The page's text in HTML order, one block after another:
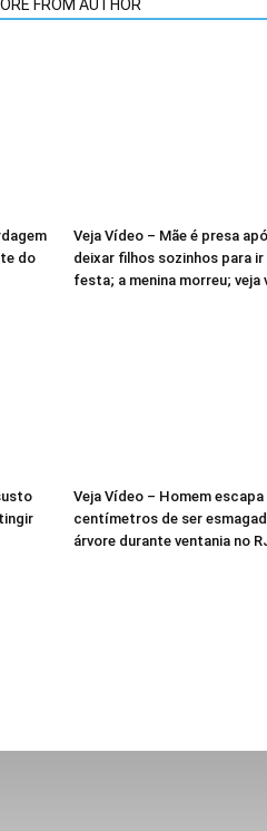
FROM AUTHOR
do
Veja Vídeo – Mãe é presa
deixar filhos sozinhos para ir
festa; a menina morreu; veja
Veja Vídeo – Homem
centímetros de ser
árvore durante ventania no